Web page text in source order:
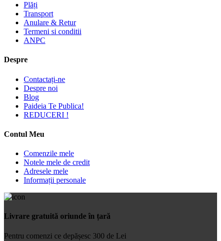
Plăți
Transport
Anulare & Retur
Termeni si conditii
ANPC
Despre
Contactați-ne
Despre noi
Blog
Paideia Te Publica!
REDUCERI !
Contul Meu
Comenzile mele
Notele mele de credit
Adresele mele
Informații personale
Livrare gratuită oriunde în țară
Pentru comenzi ce depășesc 300 de Lei